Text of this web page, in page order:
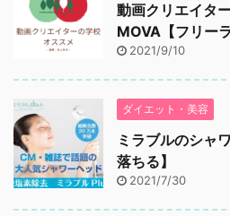
動画クリエイタ
MOVA【フリー
2021/9/10
ダイエット・美容
ミラブルのシャ
落ちる】
2021/7/30